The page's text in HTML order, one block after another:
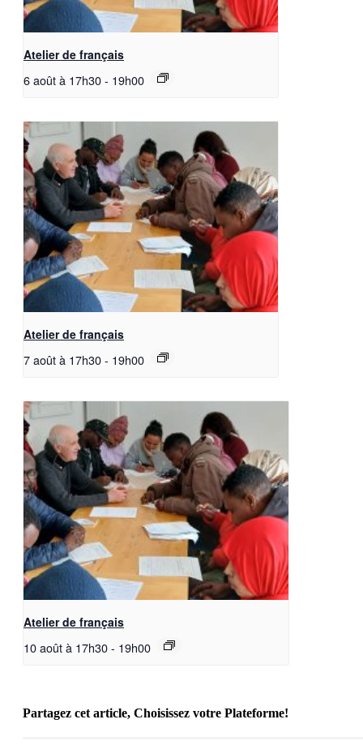
Atelier de français
6 août à 17h30- 19h00
Atelier de français
7 août à 17h30- 19h00
Atelier de français
10 août à 17h30- 19h00
Partagez cet article, Choisissez votre Plateforme!